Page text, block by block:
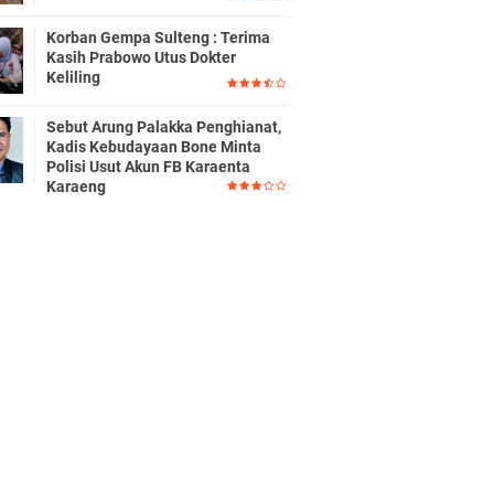
Korban Gempa Sulteng : Terima
Kasih Prabowo Utus Dokter
Keliling
Sebut Arung Palakka Penghianat,
Kadis Kebudayaan Bone Minta
Polisi Usut Akun FB Karaenta
Karaeng